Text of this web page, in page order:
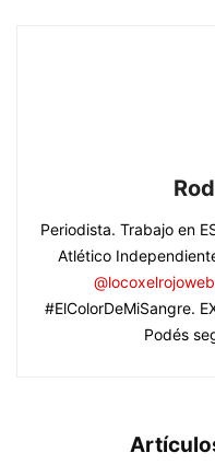
Periodista. Trabajo en
Atlético
@locoxelrojoweb
#ElColorDeMiSangre.
Podés